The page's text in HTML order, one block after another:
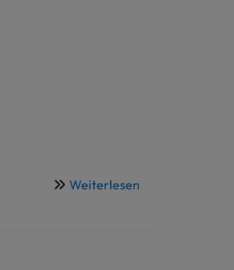
Weiterlesen